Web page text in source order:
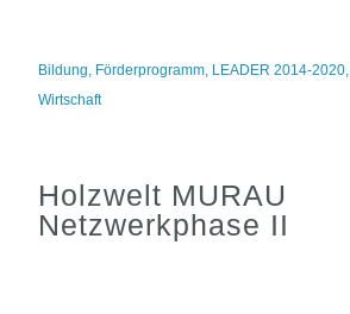
Bildung, Förderprogramm, LEADER 2014-2020,
Wirtschaft
Holzwelt MURAU
Netzwerkphase II